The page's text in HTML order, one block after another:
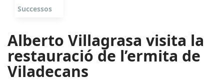
Successos
Alberto Villagrasa visita la
restauració de l’ermita de
Viladecans